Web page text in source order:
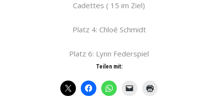
Cadettes ( 15 im Ziel)
Platz 4: Chloé Schmidt
Platz 6: Lynn Federspiel
Teilen mit: